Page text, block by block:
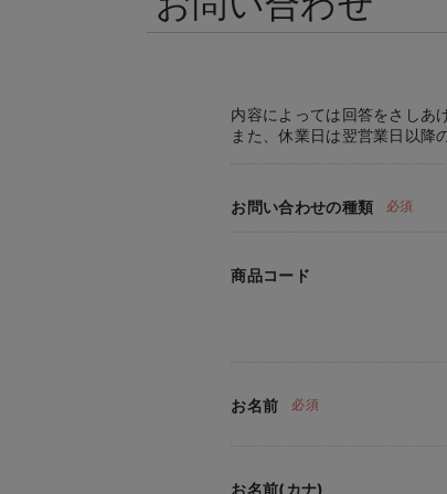
内容によっては回答をさしあ
また、休業日は翌営業日以降
お問い合わせの種類 必須
商品コード
お名前 必須
お名前(カナ)